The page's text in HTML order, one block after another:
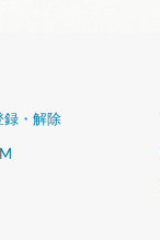
録・解除